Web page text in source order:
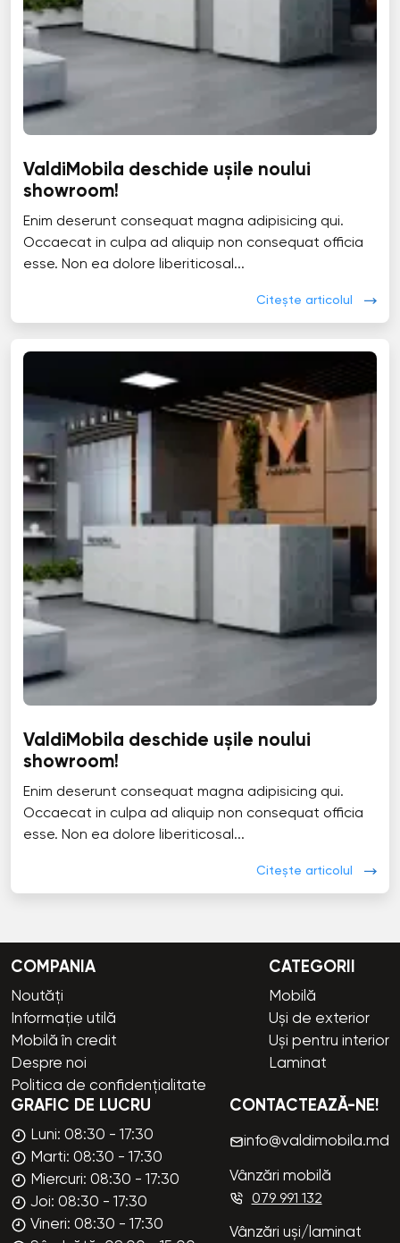
ValdiMobila deschide ușile noului
showroom!
Enim deserunt consequat magna adipisicing qui.
Occaecat in culpa ad aliquip non consequat officia
esse. Non ea dolore liberiticosal...
Citește articolul
ValdiMobila deschide ușile noului
showroom!
Enim deserunt consequat magna adipisicing qui.
Occaecat in culpa ad aliquip non consequat officia
esse. Non ea dolore liberiticosal...
Citește articolul
COMPANIA
Noutăți
Informație utilă
Mobilă în credit
Despre noi
Politica de confidențialitate
CATEGORII
Mobilă
Uși de exterior
Uși pentru interior
Laminat
GRAFIC DE LUCRU
Luni: 08:30 - 17:30
Marti: 08:30 - 17:30
Miercuri: 08:30 - 17:30
Joi: 08:30 - 17:30
Vineri: 08:30 - 17:30
CONTACTEAZĂ-NE!
info@valdimobila.md
Vânzări mobilă
079 991 132
Vânzări uși/laminat